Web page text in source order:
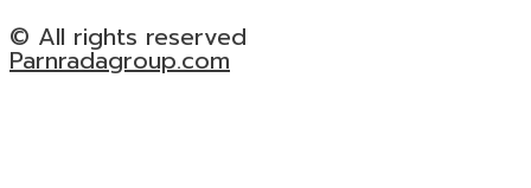
© All rights reserved
Parnradagroup.com